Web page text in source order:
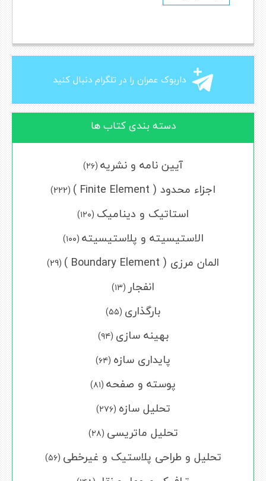
داربوک عمران را در تلگرام دنبال کنید
دسته بندی کتاب ها
آیین نامه و نشریه (۲۶)
اجزاء محدود ( Finite Element ) (222)
استاتیک و دینامیک (۱۲۰)
الاستیسیته و پلاستیسیته (۱۰۰)
المان مرزی ( Boundary Element ) (29)
انفجار (۱۳)
بارگذاری (۵۵)
بهینه سازی (۹۴)
پایداری سازه (۶۴)
پوسته و صفحه (۸۱)
تحلیل سازه (۲۷۶)
تحلیل ماتریسی (۲۸)
تحلیل و طراحی پلاستیک و غیرخطی (۵۶)